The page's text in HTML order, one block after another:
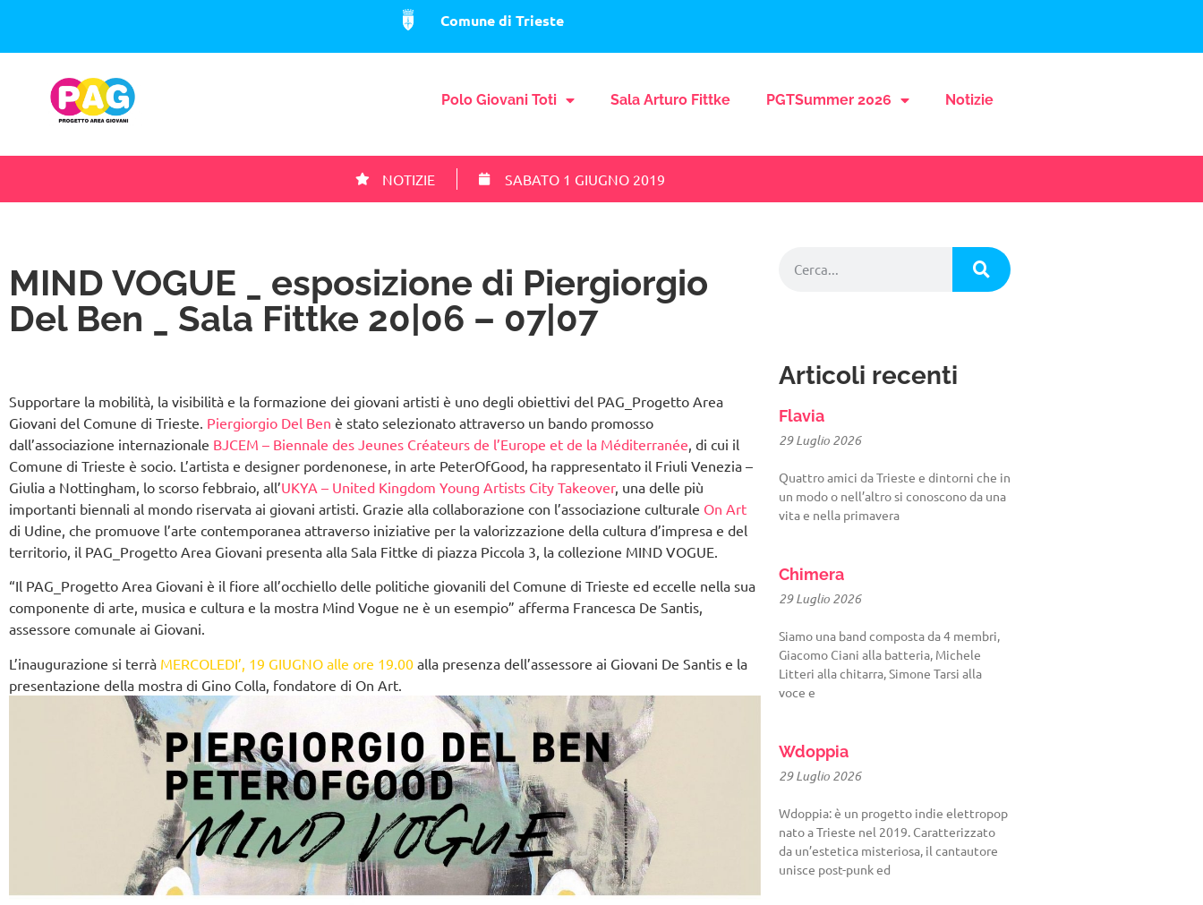
Comune di Trieste
Polo Giovani Toti Sala Arturo Fittke PGTSummer 2026 Notizie
NOTIZIE SABATO 1 GIUGNO 2019
MIND VOGUE _ esposizione di Piergiorgio
Del Ben _ Sala Fittke 20|06 – 07|07
Supportare la mobilità, la visibilità e la formazione dei giovani artisti è uno degli obiettivi del PAG_Progetto Area
Giovani del Comune di Trieste. Piergiorgio Del Ben è stato selezionato attraverso un bando promosso
dall’associazione internazionale BJCEM – Biennale des Jeunes Créateurs de l’Europe et de la Méditerranée , di cui il
Comune di Trieste è socio. L’artista e designer pordenonese, in arte PeterOfGood, ha rappresentato il Friuli Venezia –
Giulia a Nottingham, lo scorso febbraio, all’UKYA – United Kingdom Young Artists City Takeover, una delle più
importanti biennali al mondo riservata ai giovani artisti. Grazie alla collaborazione con l’associazione culturale On Art
di Udine, che promuove l’arte contemporanea attraverso iniziative per la valorizzazione della cultura d’impresa e del
territorio, il PAG_Progetto Area Giovani presenta alla Sala Fittke di piazza Piccola 3, la collezione MIND VOGUE.
“Il PAG_Progetto Area Giovani è il fiore all’occhiello delle politiche giovanili del Comune di Trieste ed eccelle nella sua
componente di arte, musica e cultura e la mostra Mind Vogue ne è un esempio” afferma Francesca De Santis,
assessore comunale ai Giovani.
L’inaugurazione si terrà MERCOLEDI’, 19 GIUGNO alle ore 19.00 alla presenza dell’assessore ai Giovani De Santis e la
presentazione della mostra di Gino Colla, fondatore di On Art.
Articoli recenti
Flavia
29 Luglio 2026
Quattro amici da Trieste e dintorni che in
un modo o nell’altro si conoscono da una
vita e nella primavera
Chimera
29 Luglio 2026
Siamo una band composta da 4 membri,
Giacomo Ciani alla batteria, Michele
Litteri alla chitarra, Simone Tarsi alla
voce e
Wdoppia
29 Luglio 2026
Wdoppia: è un progetto indie elettropop
nato a Trieste nel 2019. Caratterizzato
da un’estetica misteriosa, il cantautore
unisce post-punk ed